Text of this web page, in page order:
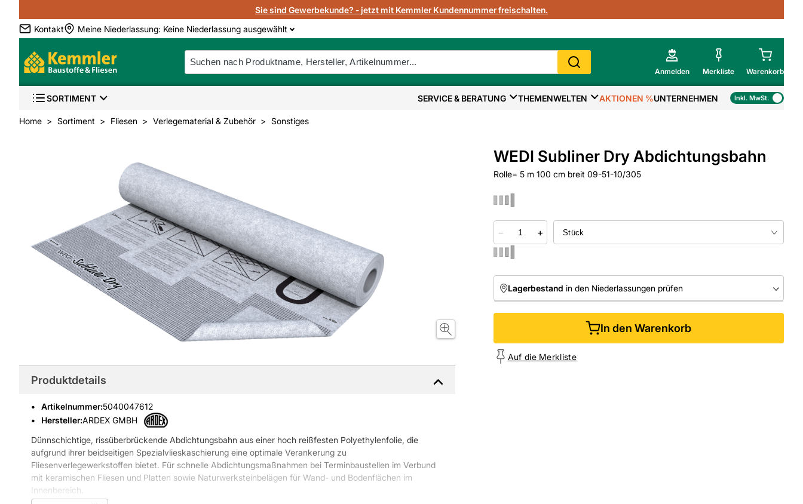
Sie sind Gewerbekunde? - jetzt mit Kemmler Kundennummer freischalten.
Kontakt
Meine Niederlassung: Keine Niederlassung ausgewählt
Anmelden Merkliste Warenkorb
Mein Warenkorb
SORTIMENT SERVICE & BERATUNG THEMENWELTEN AKTIONEN %UNTERNEHMEN Inkl. MwSt.
Home Sortiment Fliesen Verlegematerial & Zubehör Sonstiges
WEDI Subliner Dry Abdichtungsbahn
Rolle= 5 m 100 cm breit 09-51-10/305
− +
Lagerbestand in den Niederlassungen prüfen
NIEDERLASSUNGEN
In den Warenkorb
Auf die Merkliste
Produktdetails
Artikelnummer:5040047612
Hersteller:ARDEX GMBH
Dünnschichtige, rissüberbrückende Abdichtungsbahn aus einer hoch reißfesten Polyethylenfolie, die
aufgrund ihrer beidseitigen Spezialvlieskaschierung eine optimale Verankerung zu
Fliesenverlegewerkstoffen bietet. Für schnelle Abdichtungsmaßnahmen bei Terminbaustellen im Verbund
mit keramischen Fliesen und Platten sowie Naturwerksteinbelägen für Wand- und Bodenflächen im
Innenbereich.